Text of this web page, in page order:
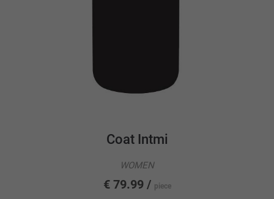
Coat Intmi
WOMEN
€ 79.99 / piece